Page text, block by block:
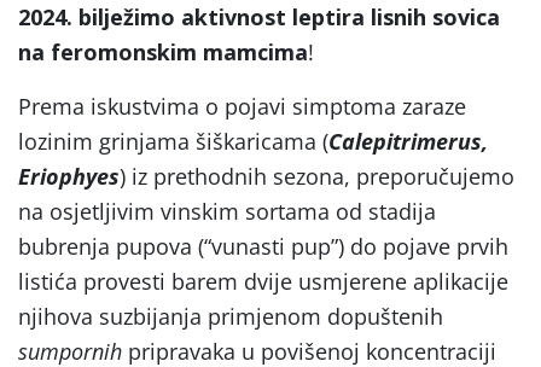
2024. bilježimo aktivnost leptira lisnih sovica
na feromonskim mamcima!
Prema iskustvima o pojavi simptoma zaraze
lozinim grinjama šiškaricama (Calepitrimerus,
Eriophyes) iz prethodnih sezona, preporučujemo
na osjetljivim vinskim sortama od stadija
bubrenja pupova (“vunasti pup”) do pojave prvih
listića provesti barem dvije usmjerene aplikacije
njihova suzbijanja primjenom dopuštenih
sumpornih pripravaka u povišenoj koncentraciji